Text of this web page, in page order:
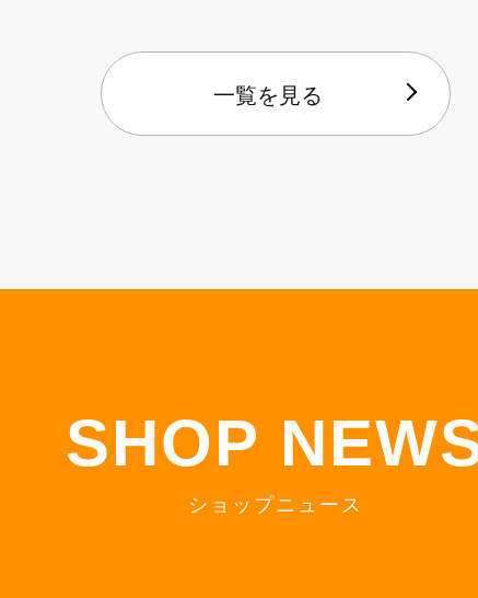
一覧を見る
SHOP
ショップニュース